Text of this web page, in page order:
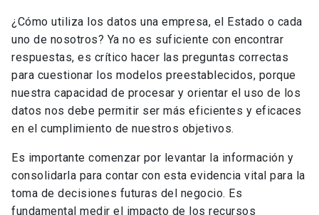
¿Cómo utiliza los datos una empresa, el Estado o cada
uno de nosotros? Ya no es suficiente con encontrar
respuestas, es crítico hacer las preguntas correctas
para cuestionar los modelos preestablecidos, porque
nuestra capacidad de procesar y orientar el uso de los
datos nos debe permitir ser más eficientes y eficaces
en el cumplimiento de nuestros objetivos.
Es importante comenzar por levantar la información y
consolidarla para contar con esta evidencia vital para la
toma de decisiones futuras del negocio. Es
fundamental medir el impacto de los recursos